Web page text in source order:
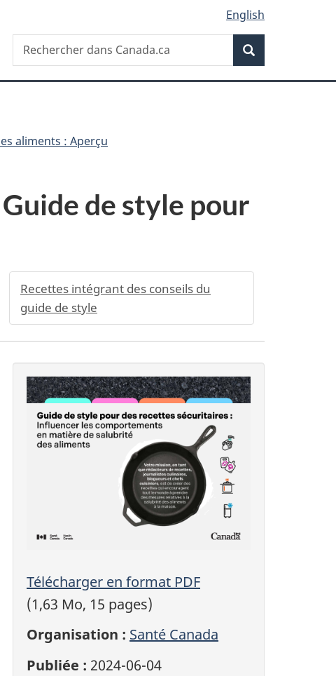
English
Recherche
Rechercher
dans
aliments : Aperçu
de style pour
Recettes intégrant des conseils du
guide de style
Télécharger en format PDF
(1,63 Mo, 15 pages)
Organisation : Santé Canada
Publiée : 2024-06-04